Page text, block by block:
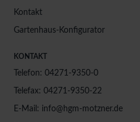
Kontakt
Gartenhaus-Konfigurator
KONTAKT
Telefon: 04271-9350-0
Telefax: 04271-9350-22
E-Mail: info@hgm-motzner.de